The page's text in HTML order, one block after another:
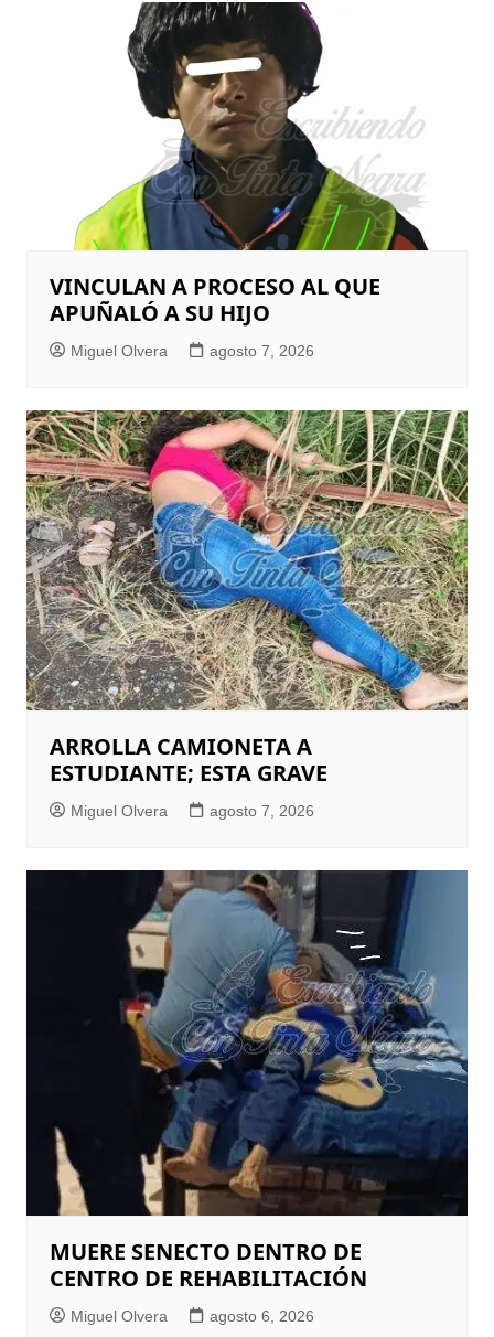
VINCULAN A PROCESO AL QUE
APUÑALÓ A SU HIJO
Miguel Olvera agosto 7, 2026
ARROLLA CAMIONETA A
ESTUDIANTE; ESTA GRAVE
Miguel Olvera agosto 7, 2026
MUERE SENECTO DENTRO DE
CENTRO DE REHABILITACIÓN
Miguel Olvera agosto 6, 2026